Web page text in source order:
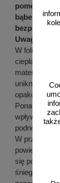
pomocą:
Uwaga
W foliach
ciepła i
materiały
uniknięcia
Ponadto
wpływa
podnoszenia
W
się pod nią
śniegu,